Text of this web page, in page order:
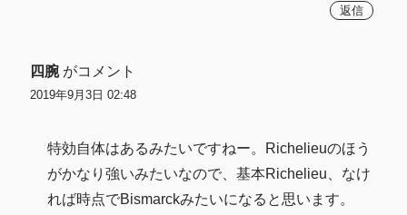
返信
四腕 がコメント
2019年9月3日 02:48
特効自体はあるみたいですねー。Richelieuのほう
がかなり強いみたいなので、基本Richelieu、なけ
れば時点でBismarckみたいになると思います。